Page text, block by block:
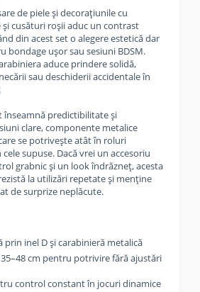
de piele și decorațiunile cu
cusături roșii aduc un contrast
din acest set o alegere estetică dar
bondage ușor sau sesiuni BDSM.
aduce prindere solidă,
sau deschiderii accidentale în
înseamnă predictibilitate și
clare, componente metalice
se potrivește atât în roluri
supuse. Dacă vrei un accesoriu
grabnic și un look îndrăzneț, acesta
la utilizări repetate și menține
de surprize neplăcute.
prin inel D și carabinieră metalică
35–48 cm pentru potrivire fără ajustări
control constant în jocuri dinamice